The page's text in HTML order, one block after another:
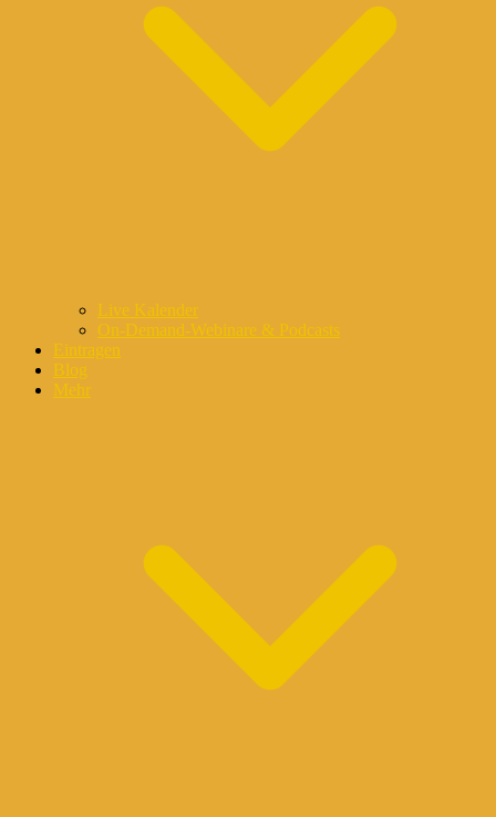
Live Kalender
On-Demand-Webinare & Podcasts
Eintragen
Blog
Mehr